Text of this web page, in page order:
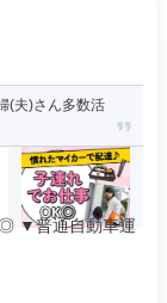
(夫)さん多数活
◎ ▼普通自動車運